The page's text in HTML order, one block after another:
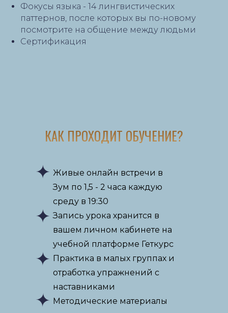
Фокусы языка - 14 лингвистических
паттернов, после которых вы по-новому
посмотрите на общение между людьми
Сертификация
КАК ПРОХОДИТ ОБУЧЕНИЕ?
Живые онлайн встречи в
Зум по 1,5 - 2 часа каждую
среду в 19:30
Запись урока хранится в
вашем личном кабинете на
учебной платформе Геткурс
Практика в малых группах и
отработка упражнений с
наставниками
Методические материалы